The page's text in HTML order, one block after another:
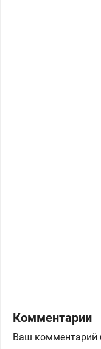
Комментарии
Ваш комментарий